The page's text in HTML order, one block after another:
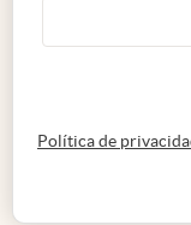
Política de